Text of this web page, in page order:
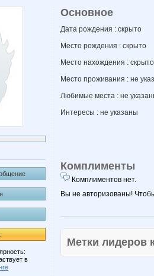
в
Основное
Дата рождения : скрыто
Место рождения : скрыто
Место нахождения : скрыто
Место проживания : не
Любимые места : не
Интересы : не указаны
Комплименты
Комплиментов нет.
Вы не авторизованы!
Метки